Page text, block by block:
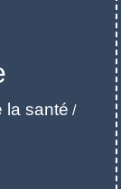
la santé /